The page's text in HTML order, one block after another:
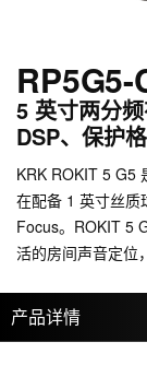
RP5G5-
5 英寸两分
DSP、保护
KRK ROKIT 5 G5
在配备 1 英寸丝质
Focus。ROKIT 5
活的房间声音定位
产品详情